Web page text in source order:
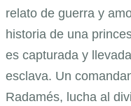
relato de guerra y
historia de una
es capturada y
esclava. Un
Radamés, lucha al